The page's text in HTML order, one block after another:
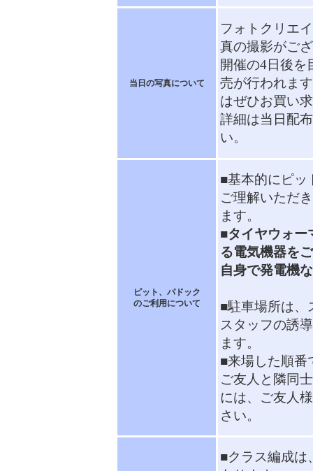
当日の写真について
フォトクリエ
真の撮影がご
開催の4日後を
売が行われま
はぜひお買い
詳細は当日配
い。
ピット、パドック
のご利用について
■基本的にピッ
ご理解いただ
ます。
■タイヤウォー
る電気機器を
自身で発電機
■駐車場所は、
スタッフの誘
ます。
■来場した順番
ご友人と隣同
には、ご友人
さい。
■クラス編成は